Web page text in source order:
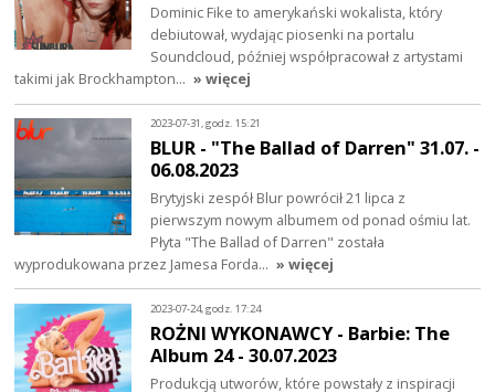
Dominic Fike to amerykański wokalista, który
debiutował, wydając piosenki na portalu
Soundcloud, później współpracował z artystami
takimi jak Brockhampton… » więcej
2023-07-31, godz. 15:21
BLUR - "The Ballad of Darren" 31.07. -
06.08.2023
Brytyjski zespół Blur powrócił 21 lipca z
pierwszym nowym albumem od ponad ośmiu lat.
Płyta "The Ballad of Darren" została
wyprodukowana przez Jamesa Forda… » więcej
2023-07-24, godz. 17:24
ROŻNI WYKONAWCY - Barbie: The
Album 24 - 30.07.2023
Produkcją utworów, które powstały z inspiracji